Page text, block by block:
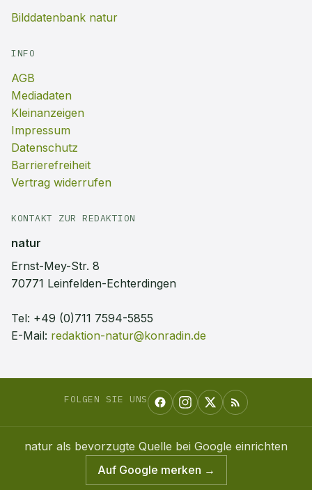
Bilddatenbank natur
INFO
AGB
Mediadaten
Kleinanzeigen
Impressum
Datenschutz
Barrierefreiheit
Vertrag widerrufen
KONTAKT ZUR REDAKTION
natur
Ernst-Mey-Str. 8
70771 Leinfelden-Echterdingen
Tel: +49 (0)711 7594-5855
E-Mail: redaktion-natur@konradin.de
FOLGEN SIE UNS
natur als bevorzugte Quelle bei Google einrichten
Auf Google merken →